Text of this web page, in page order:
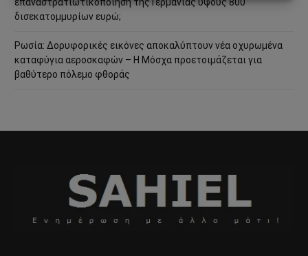
δισεκατομμυρίων ευρώ;
Ρωσία: Δορυφορικές εικόνες αποκαλύπτουν νέα οχυρωμένα
καταφύγια αεροσκαφών – Η Μόσχα προετοιμάζεται για
βαθύτερο πόλεμο φθοράς